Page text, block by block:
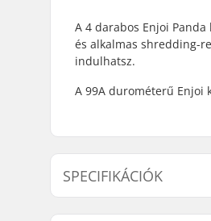
A 4 darabos Enjoi
és alkalmas shredding-
indulhatsz.
A 99A durométerű Enjoi
SPECIFIKÁCIÓK
Kerék átmérője: